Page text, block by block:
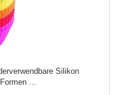
Silikon
...